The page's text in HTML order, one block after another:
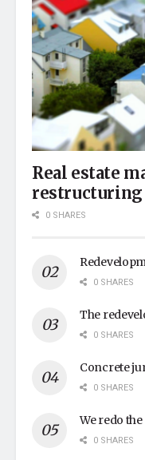
Real estate
restructuring
0 SHARES
0 SHARES
The
0 SHARES
Concrete
0 SHARES
We redo
0 SHARES